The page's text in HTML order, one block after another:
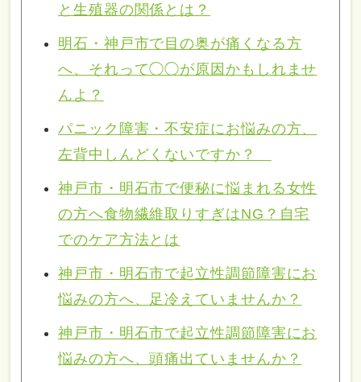
と生殖器の関係とは？
明石・神戸市で目の奥が痛くなる方
へ、それって◯◯が原因かもしれませ
んよ？
パニック障害・不安症にお悩みの方、
左背中しんどくないですか？
神戸市・明石市で便秘に悩まれる女性
の方へ食物繊維取りすぎはNG？自宅
でのケア方法とは
神戸市・明石市で起立性調節障害にお
悩みの方へ、足冷えていませんか？
神戸市・明石市で起立性調節障害にお
悩みの方へ、頭痛出ていませんか？